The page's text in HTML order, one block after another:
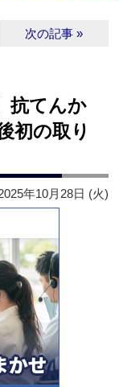
次の記事 »
抗てんか
初の取り
年10月28日 (火)